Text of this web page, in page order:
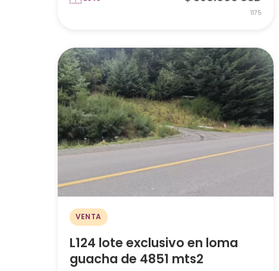
1175
VENTA
L124 lote exclusivo en loma
guacha de 4851 mts2